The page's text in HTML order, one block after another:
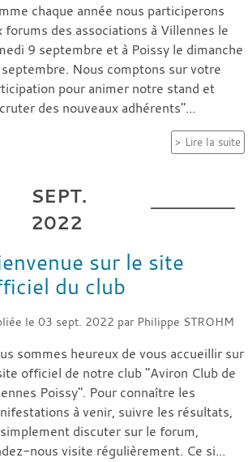
chaque année nous participerons
forums des associations à Villennes le
9 septembre et à Poissy le dimanche
Nous comptons sur votre
pour animer notre stand et
des nouveaux adhérents"...
Lire la suite
SEPT.
2022
sur le site
du club
le 03 sept. 2022 par Philippe STROHM
sommes heureux de vous accueillir sur
officiel de notre club "Aviron Club de
Poissy". Pour connaître les
à venir, suivre les résultats,
discuter sur le forum,
nous visite régulièrement. Ce si...